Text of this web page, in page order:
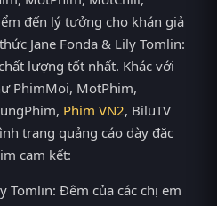
đến lý tưởng cho khán giả
Jane Fonda & Lily Tomlin:
lượng tốt nhất. Khác với
PhimMoi, MotPhim,
Phim VN2, BiluTV
trạng quảng cáo dày đặc
cam kết:
Tomlin: Đêm của các chị em